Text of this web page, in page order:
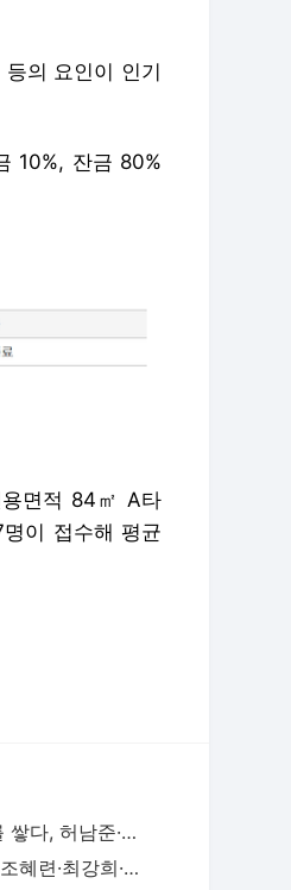
의 요인이 인기
10%, 잔금 80%
용면적 84㎡ A타
이 접수해 평균
벽돌 나르던 손으로 연기를 쌓다, 허남준·안보현·이도현의 굳은살 기록
“나는 담배 못 끊는 사람”…조혜련·최강희·김동완이 금연에 성공한 이유